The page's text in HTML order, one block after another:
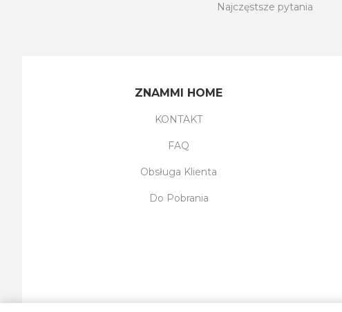
Najczęstsze pytania
ZNAMMI HOME
KONTAKT
FAQ
Obsługa Klienta
Do Pobrania